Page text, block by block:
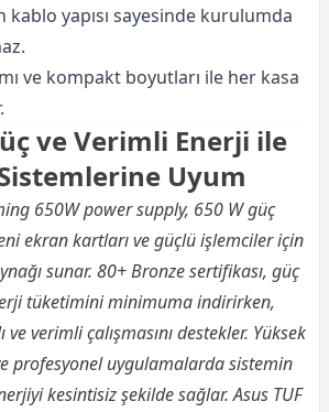
yapısı sayesinde kurulumda
ve kompakt boyutları ile her kasa
ve Verimli Enerji ile
Uyum
650W power supply, 650 W güç
ekran kartları ve güçlü işlemciler için
sunar. 80+ Bronze sertifikası, güç
tüketimini minimuma indirirken,
verimli çalışmasını destekler. Yüksek
profesyonel uygulamalarda sistemin
kesintisiz şekilde sağlar. Asus TUF